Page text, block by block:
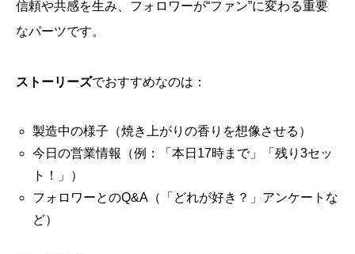
信頼や共感を生み、フォロワーが“ファン”に変わる重要
なパーツです。
ストーリーズでおすすめなのは：
製造中の様子（焼き上がりの香りを想像させる）
今日の営業情報（例：「本日17時まで」「残り3セッ
ト！」）
フォロワーとのQ&A（「どれが好き？」アンケートな
ど）